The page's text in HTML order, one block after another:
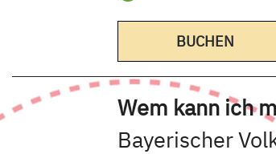
BUCHEN
Wem kann ich
Bayerischer